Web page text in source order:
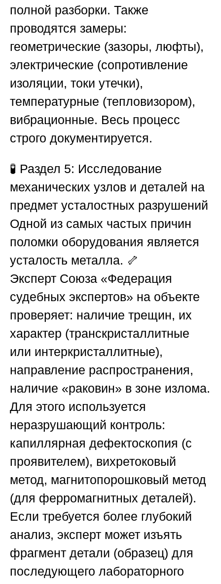
полной разборки. Также
проводятся замеры:
геометрические (зазоры, люфты),
электрические (сопротивление
изоляции, токи утечки),
температурные (тепловизором),
вибрационные. Весь процесс
строго документируется.
🧪 Раздел 5: Исследование
механических узлов и деталей на
предмет усталостных разрушений
Одной из самых частых причин
поломки оборудования является
усталость металла. 🦴
Эксперт Союза «Федерация
судебных экспертов» на объекте
проверяет: наличие трещин, их
характер (транскристаллитные
или интеркристаллитные),
направление распространения,
наличие «раковин» в зоне излома.
Для этого используется
неразрушающий контроль:
капиллярная дефектоскопия (с
проявителем), вихретоковый
метод, магнитопорошковый метод
(для ферромагнитных деталей).
Если требуется более глубокий
анализ, эксперт может изъять
фрагмент детали (образец) для
последующего лабораторного